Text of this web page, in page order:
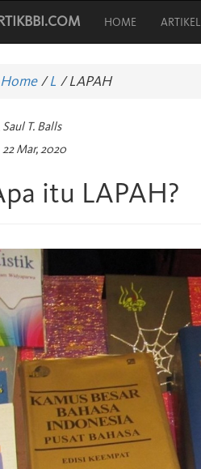
HOME ARTIKEL
Home/L /LAPAH
Saul T. Balls
22 Mar, 2020
itu LAPAH?